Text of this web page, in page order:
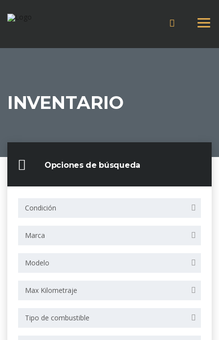
INVENTARIO
Opciones de búsqueda
Condición
Marca
Modelo
Max Kilometraje
Tipo de combustible